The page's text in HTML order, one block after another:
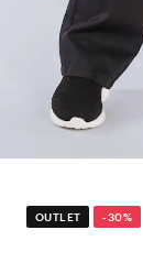
OUTLET -30%